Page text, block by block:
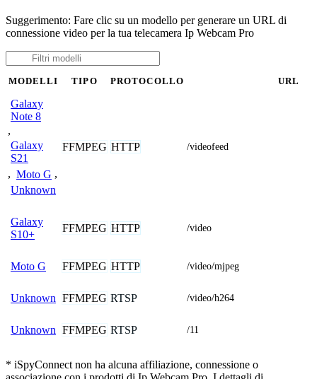
Suggerimento: Fare clic su un modello per generare un URL di
connessione video per la tua telecamera Ip Webcam Pro
MODELLI TIPO PROTOCOLLO URL
Galaxy
Note 8
,
Galaxy
S21
, Moto G ,
Unknown
FFMPEG HTTP /videofeed
Galaxy
S10+
FFMPEG HTTP /video
Moto G FFMPEG HTTP /video/mjpeg
Unknown FFMPEG RTSP /video/h264
Unknown FFMPEG RTSP /11
* iSpyConnect non ha alcuna affiliazione, connessione o